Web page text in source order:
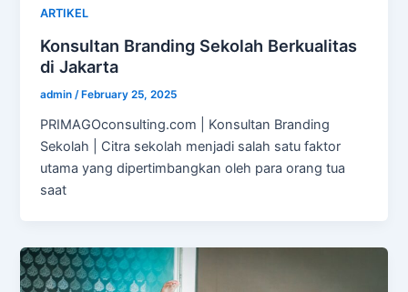
ARTIKEL
Konsultan Branding Sekolah Berkualitas
di Jakarta
admin/ February 25, 2025
PRIMAGOconsulting.com | Konsultan Branding
Sekolah | Citra sekolah menjadi salah satu faktor
utama yang dipertimbangkan oleh para orang tua
saat